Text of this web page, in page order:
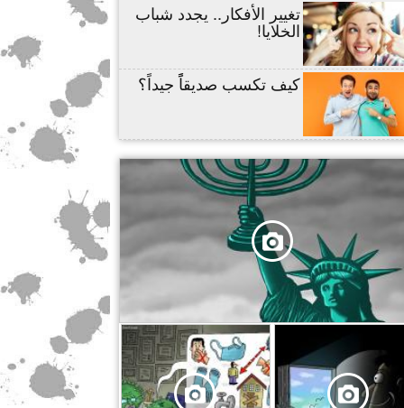
تغيير الأفكار.. يجدد شباب
الخلايا!
كيف تكسب صديقاًً جيداً؟
,